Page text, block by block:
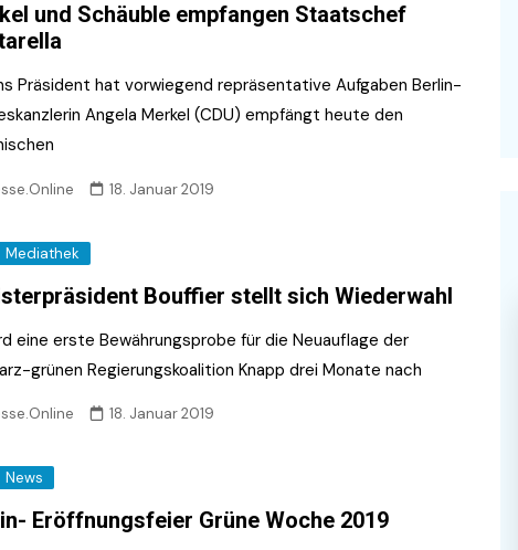
und Schäuble empfangen Staatschef
Präsident hat vorwiegend repräsentative Aufgaben Berlin-
Angela Merkel (CDU) empfängt heute den
18. Januar 2019
Mediathek
Bouffier stellt sich Wiederwahl
eine erste Bewährungsprobe für die Neuauflage der
grünen Regierungskoalition Knapp drei Monate nach
18. Januar 2019
News
Eröffnungsfeier Grüne Woche 2019